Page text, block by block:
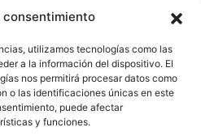
consentimiento
utilizamos tecnologías como las
a la información del dispositivo. El
nos permitirá procesar datos como
o las identificaciones únicas en este
puede afectar
y funciones.